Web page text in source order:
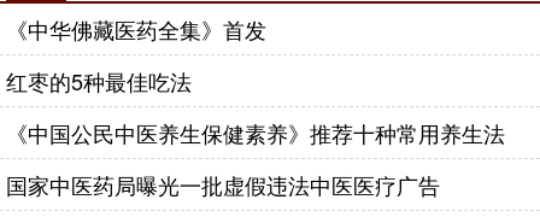
《中华佛藏医药全集》首发
红枣的5种最佳吃法
《中国公民中医养生保健素养》推荐十种常用养生法
国家中医药局曝光一批虚假违法中医医疗广告